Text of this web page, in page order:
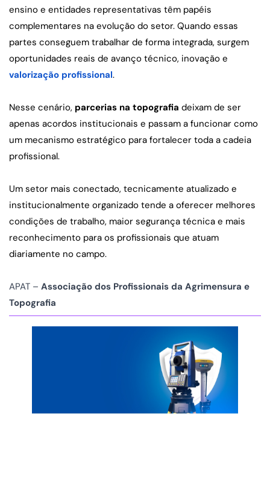
ensino e entidades representativas têm papéis
complementares na evolução do setor. Quando essas
partes conseguem trabalhar de forma integrada, surgem
valorização profissional.
Nesse cenário, parcerias na topografia deixam de ser
apenas acordos institucionais e passam a funcionar como
um mecanismo estratégico para fortalecer toda a cadeia
profissional.
Um setor mais conectado, tecnicamente atualizado e
institucionalmente organizado tende a oferecer melhores
condições de trabalho, maior segurança técnica e mais
reconhecimento para os profissionais que atuam
diariamente no campo.
APAT – Associação dos Profissionais da Agrimensura e
Topografia